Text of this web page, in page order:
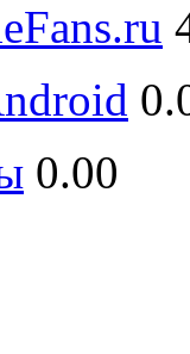
0.00